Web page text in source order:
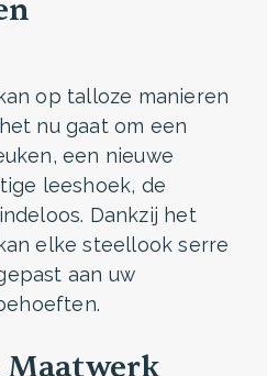
op talloze manieren
nu gaat om een
een nieuwe
leeshoek, de
Dankzij het
elke steellook serre
aan uw